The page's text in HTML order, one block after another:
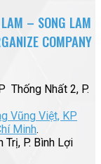
– SONG LAM
COMPANY
Thống Nhất 2, P.
Vũng Việt, KP
Minh.
P. Bình Lợi